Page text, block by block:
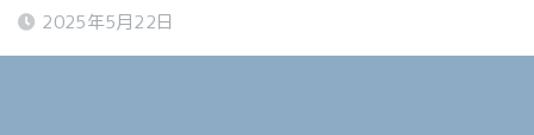
2025年5月22日